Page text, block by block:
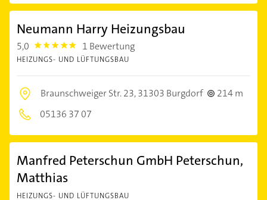
Neumann Harry Heizungsbau
5,0 5.0 1 Bewertung
HEIZUNGS- UND LÜFTUNGSBAU
Braunschweiger Str. 23,31303 Burgdorf
214 m
05136 37 07
Manfred Peterschun GmbH Peterschun,
Matthias
HEIZUNGS- UND LÜFTUNGSBAU